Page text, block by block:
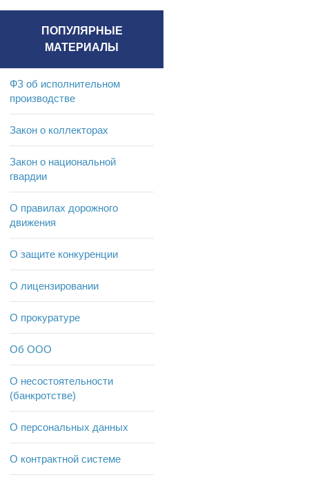
ПОПУЛЯРНЫЕ
МАТЕРИАЛЫ
ФЗ об исполнительном
производстве
Закон о коллекторах
Закон о национальной
гвардии
О правилах дорожного
движения
О защите конкуренции
О лицензировании
О прокуратуре
Об ООО
О несостоятельности
(банкротстве)
О персональных данных
О контрактной системе